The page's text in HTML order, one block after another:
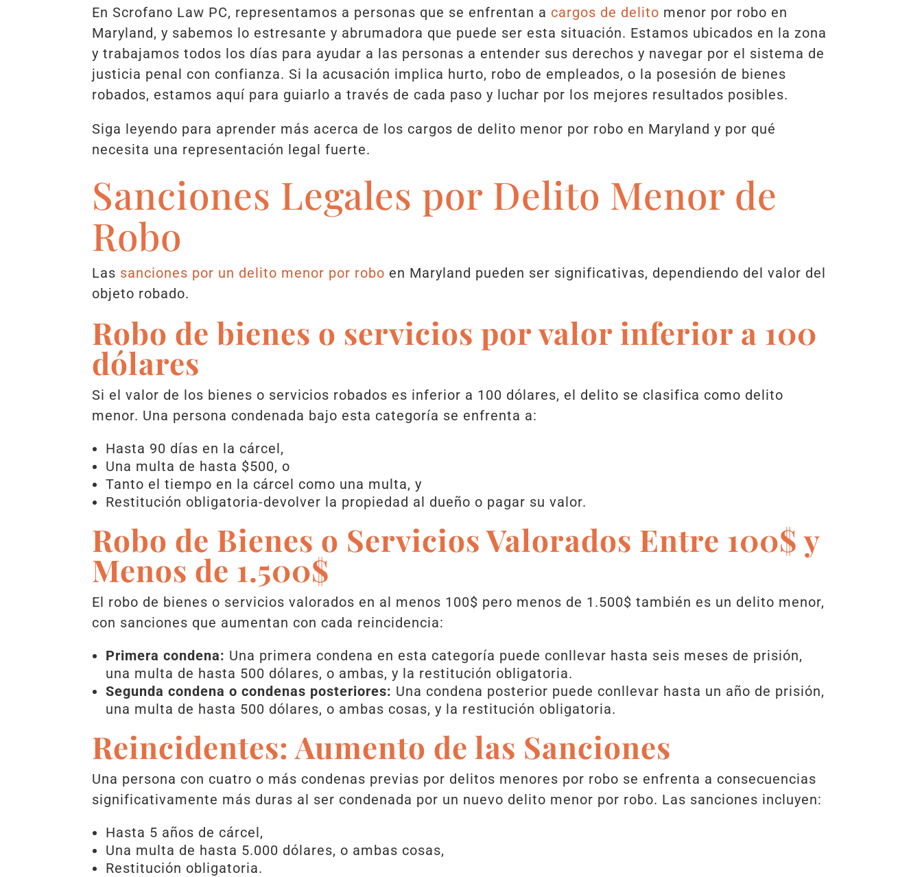
En Scrofano Law PC, representamos a personas que se enfrentan a cargos de delito menor por robo en
Maryland, y sabemos lo estresante y abrumadora que puede ser esta situación. Estamos ubicados en la zona
y trabajamos todos los días para ayudar a las personas a entender sus derechos y navegar por el sistema de
justicia penal con confianza. Si la acusación implica hurto, robo de empleados, o la posesión de bienes
robados, estamos aquí para guiarlo a través de cada paso y luchar por los mejores resultados posibles.
Siga leyendo para aprender más acerca de los cargos de delito menor por robo en Maryland y por qué
necesita una representación legal fuerte.
Sanciones Legales por Delito Menor de
Robo
Las sanciones por un delito menor por robo en Maryland pueden ser significativas, dependiendo del valor del
objeto robado.
Robo de bienes o servicios por valor inferior a 100
dólares
Si el valor de los bienes o servicios robados es inferior a 100 dólares, el delito se clasifica como delito
menor. Una persona condenada bajo esta categoría se enfrenta a:
Hasta 90 días en la cárcel,
Una multa de hasta $500, o
Tanto el tiempo en la cárcel como una multa, y
Restitución obligatoria-devolver la propiedad al dueño o pagar su valor.
Robo de Bienes o Servicios Valorados Entre 100$ y
Menos de 1.500$
El robo de bienes o servicios valorados en al menos 100$ pero menos de 1.500$ también es un delito menor,
con sanciones que aumentan con cada reincidencia:
Primera condena: Una primera condena en esta categoría puede conllevar hasta seis meses de prisión,
una multa de hasta 500 dólares, o ambas, y la restitución obligatoria.
Segunda condena o condenas posteriores: Una condena posterior puede conllevar hasta un año de prisión,
una multa de hasta 500 dólares, o ambas cosas, y la restitución obligatoria.
Reincidentes: Aumento de las Sanciones
Una persona con cuatro o más condenas previas por delitos menores por robo se enfrenta a consecuencias
significativamente más duras al ser condenada por un nuevo delito menor por robo. Las sanciones incluyen:
Hasta 5 años de cárcel,
Una multa de hasta 5.000 dólares, o ambas cosas,
Restitución obligatoria.